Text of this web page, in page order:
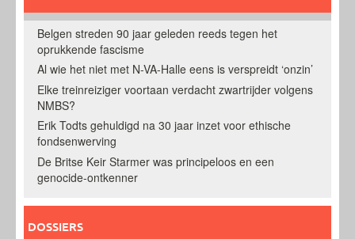
Belgen streden 90 jaar geleden reeds tegen het
oprukkende fascisme
Al wie het niet met N-VA-Halle eens is verspreidt ‘onzin’
Elke treinreiziger voortaan verdacht zwartrijder volgens
NMBS?
Erik Todts gehuldigd na 30 jaar inzet voor ethische
fondsenwerving
De Britse Keir Starmer was principeloos en een
genocide-ontkenner
DOSSIERS